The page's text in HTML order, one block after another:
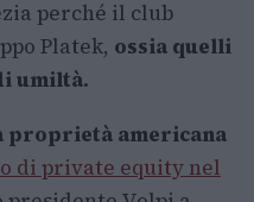
perché il club
Platek, ossia quelli
umiltà.
proprietà americana
di private equity nel